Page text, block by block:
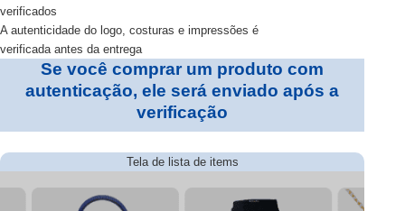
verificados
A autenticidade do logo, costuras e impressões é
verificada antes da entrega
Se você comprar um produto com
autenticação, ele será enviado após a
verificação
Tela de lista de items